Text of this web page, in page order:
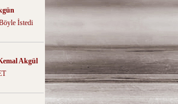
İstedi
Akgül